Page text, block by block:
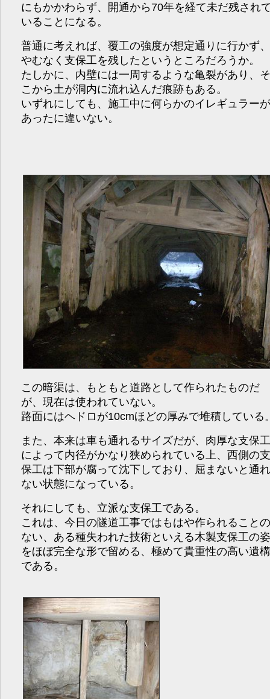
にもかかわらず、開通から70年を経て未だ残され
いることになる。
普通に考えれば、覆工の強度が想定通りに行かず
やむなく支保工を残したというところだろうか。
たしかに、内壁には一周するような亀裂があり、
こから土が洞内に流れ込んだ痕跡もある。
いずれにしても、施工中に何らかのイレギュラー
あったに違いない。
この暗渠は、もともと道路として作られたものだ
が、現在は使われていない。
路面にはヘドロが10cmほどの厚みで堆積している
また、本来は車も通れるサイズだが、肉厚な支保
によって内径がかなり狭められている上、西側の
保工は下部が腐って沈下しており、屈まないと通
ない状態になっている。
それにしても、立派な支保工である。
これは、今日の隧道工事ではもはや作られること
ない、ある種失われた技術といえる木製支保工の
をほぼ完全な形で留める、極めて貴重性の高い遺
である。